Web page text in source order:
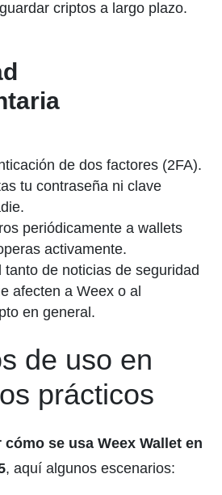
criptos a largo plazo.
de dos factores (2FA).
tu contraseña ni clave
periódicamente a wallets
activamente.
tanto de noticias de seguridad
afecten a Weex o al
en general.
de uso en
prácticos
se usa Weex Wallet en
, aquí algunos escenarios: